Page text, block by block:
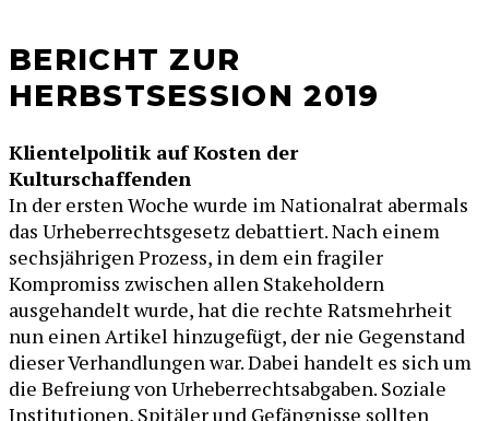
BERICHT ZUR
HERBSTSESSION 2019
Klientelpolitik auf Kosten der
Kulturschaffenden
In der ersten Woche wurde im Nationalrat abermals
das Urheberrechtsgesetz debattiert. Nach einem
sechsjährigen Prozess, in dem ein fragiler
Kompromiss zwischen allen Stakeholdern
ausgehandelt wurde, hat die rechte Ratsmehrheit
nun einen Artikel hinzugefügt, der nie Gegenstand
dieser Verhandlungen war. Dabei handelt es sich um
die Befreiung von Urheberrechtsabgaben. Soziale
Institutionen, Spitäler und Gefängnisse sollten